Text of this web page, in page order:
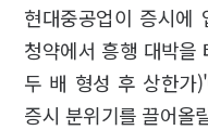
현대중공업이 증시에
청약에서 흥행 대박을
두 배 형성 후 상한가
증시 분위기를 끌어올